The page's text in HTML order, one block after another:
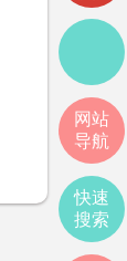
网站
导航
快速
搜索